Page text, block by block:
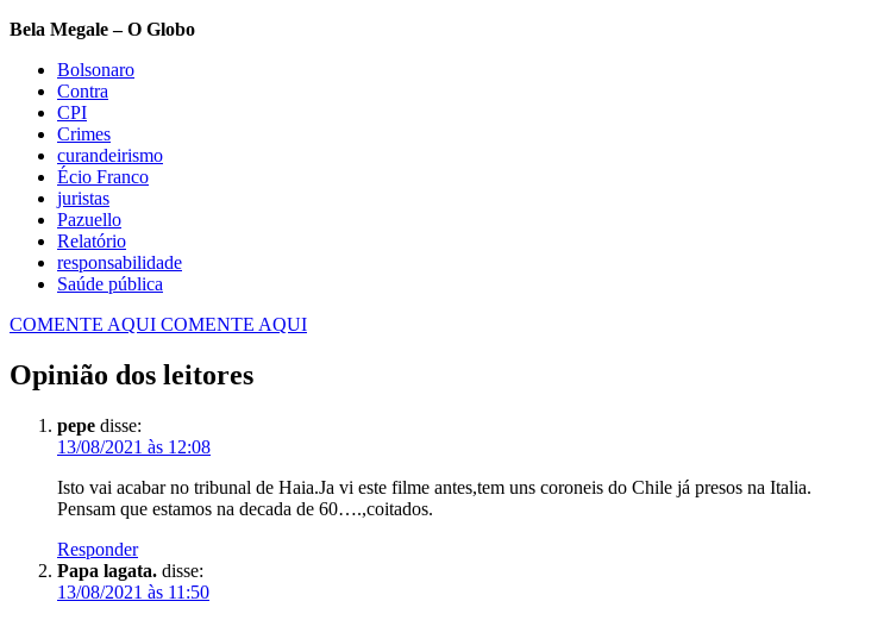
Bela Megale – O Globo
Bolsonaro
Contra
CPI
Crimes
curandeirismo
Écio Franco
juristas
Pazuello
Relatório
responsabilidade
Saúde pública
COMENTE AQUI COMENTE AQUI
Opinião dos leitores
pepe disse:
13/08/2021 às 12:08
Isto vai acabar no tribunal de Haia.Ja vi este filme antes,tem uns coroneis do Chile já presos na Italia.
Pensam que estamos na decada de 60….,coitados.
Responder
Papa lagata. disse:
13/08/2021 às 11:50